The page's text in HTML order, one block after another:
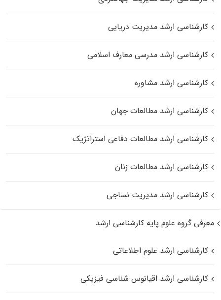
کارشناسی ارشد مدیریت دریایی
کارشناسی ارشد مدرسی معارف اسلامی
کارشناسی ارشد مشاوره
کارشناسی ارشد مطالعات جهان
کارشناسی ارشد مطالعات دفاعی استراتژیک
کارشناسی ارشد مطالعات زنان
کارشناسی ارشد مدیریت نساجی
معرفی گروه علوم پایه کارشناسی ارشد
کارشناسی ارشد علوم اطلاعاتی
کارشناسی ارشد اقیانوس‌ شناسی فیزیکی